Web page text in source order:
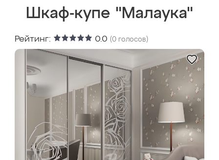
Шкаф-купе "Малаука"
Рейтинг: 0.0 (0 голосов)